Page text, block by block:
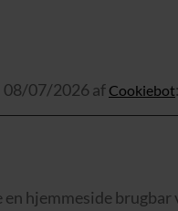
08/07/2026 af Cookiebot:
hjemmeside brugbar